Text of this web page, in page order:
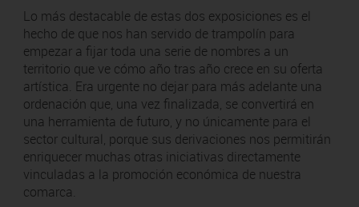
Lo más destacable de estas dos exposiciones es el
hecho de que nos han servido de trampolín para
empezar a fijar toda una serie de nombres a un
territorio que ve cómo año tras año crece en su oferta
artística. Era urgente no dejar para más adelante una
ordenación que, una vez finalizada, se convertirá en
una herramienta de futuro, y no únicamente para el
sector cultural, porque sus derivaciones nos permitirán
enriquecer muchas otras iniciativas directamente
vinculadas a la promoción económica de nuestra
comarca.